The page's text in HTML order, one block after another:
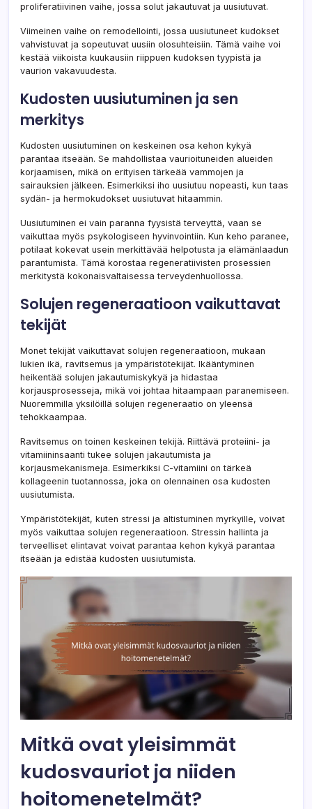
proliferatiivinen vaihe, jossa solut jakautuvat ja uusiutuvat.
Viimeinen vaihe on remodellointi, jossa uusiutuneet kudokset
vahvistuvat ja sopeutuvat uusiin olosuhteisiin. Tämä vaihe voi
kestää viikoista kuukausiin riippuen kudoksen tyypistä ja
vaurion vakavuudesta.
Kudosten uusiutuminen ja sen
merkitys
Kudosten uusiutuminen on keskeinen osa kehon kykyä
parantaa itseään. Se mahdollistaa vaurioituneiden alueiden
korjaamisen, mikä on erityisen tärkeää vammojen ja
sairauksien jälkeen. Esimerkiksi iho uusiutuu nopeasti, kun taas
sydän- ja hermokudokset uusiutuvat hitaammin.
Uusiutuminen ei vain paranna fyysistä terveyttä, vaan se
vaikuttaa myös psykologiseen hyvinvointiin. Kun keho paranee,
potilaat kokevat usein merkittävää helpotusta ja elämänlaadun
parantumista. Tämä korostaa regeneratiivisten prosessien
merkitystä kokonaisvaltaisessa terveydenhuollossa.
Solujen regeneraatioon vaikuttavat
tekijät
Monet tekijät vaikuttavat solujen regeneraatioon, mukaan
lukien ikä, ravitsemus ja ympäristötekijät. Ikääntyminen
heikentää solujen jakautumiskykyä ja hidastaa
korjausprosesseja, mikä voi johtaa hitaampaan paranemiseen.
Nuoremmilla yksilöillä solujen regeneraatio on yleensä
tehokkaampaa.
Ravitsemus on toinen keskeinen tekijä. Riittävä proteiini- ja
vitamiininsaanti tukee solujen jakautumista ja
korjausmekanismeja. Esimerkiksi C-vitamiini on tärkeä
kollageenin tuotannossa, joka on olennainen osa kudosten
uusiutumista.
Ympäristötekijät, kuten stressi ja altistuminen myrkyille, voivat
myös vaikuttaa solujen regeneraatioon. Stressin hallinta ja
terveelliset elintavat voivat parantaa kehon kykyä parantaa
itseään ja edistää kudosten uusiutumista.
Mitkä ovat yleisimmät
kudosvauriot ja niiden
hoitomenetelmät?